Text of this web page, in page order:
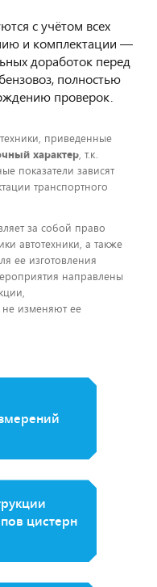
с учётом всех
и комплектации —
доработок перед
полностью
проверок.
приведенные
характер, т.к.
показатели зависят
транспортного
за собой право
автотехники, а также
ее изготовления
направлены
не изменяют ее
цистерн